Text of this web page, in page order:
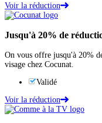
Voir la réduction
Jusqu'à 20% de
On vous offre jusqu'à 20%
visage chez Cocunat.
Validé
Voir la réduction